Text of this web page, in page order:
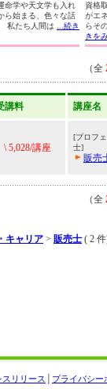
命学や天文学も入れ
ら始まる、色々な話
私たち人間は
...続き
資格
がエ
らそ
きを
（全
講料 講座名
\ 5,028/講座
[プロフ
士]
販
（全
キャリア > 販売士 ( 2
プライバシー
スリリース